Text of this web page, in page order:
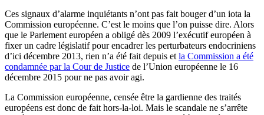
Ces signaux d’alarme inquiétants n’ont pas fait bouger d’un iota la
Commission européenne. C’est le moins que l’on puisse dire. Alors
que le Parlement européen a obligé dès 2009 l’exécutif européen à
fixer un cadre législatif pour encadrer les perturbateurs endocriniens
d’ici décembre 2013, rien n’a été fait depuis et la Commission a été
condamnée par la Cour de Justice de l’Union européenne le 16
décembre 2015 pour ne pas avoir agi.
La Commission européenne, censée être la gardienne des traités
européens est donc de fait hors-la-loi. Mais le scandale ne s’arrête